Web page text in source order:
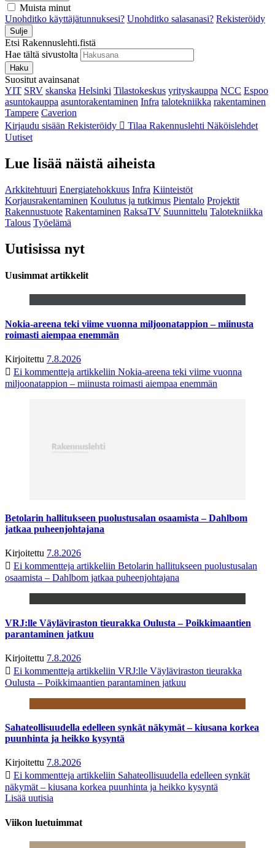
Muista minut
Unohditko käyttäjätunnuksesi? Unohditko salasanasi? Rekisteröidy
Sulje
Etsi Rakennuslehti.fistä
Hae tältä sivustolta
Haku
Suositut avainsanat
YIT SRV skanska Helsinki Tilastokeskus yrityskauppa NCC Espoo
asuntokauppa asuntorakentaminen Infra talotekniikka rakentaminen
Tampere Caverion
Kirjaudu sisään Rekisteröidy Tilaa Rakennuslehti Näköislehdet
Uutiset
Lue lisää näistä aiheista
Arkkitehtuuri Energiatehokkuus Infra Kiinteistöt
Korjausrakentaminen Koulutus ja tutkimus Pientalo Projektit
Rakennustuote Rakentaminen RaksaTV Suunnittelu Talotekniikka
Talous Työelämä
Uutisissa nyt
Uusimmat artikkelit
Nokia-areena teki viime vuonna miljoonatappion – miinusta
roimasti aiempaa enemmän
Kirjoitettu 7.8.2026
Ei kommentteja artikkeliin Nokia-areena teki viime vuonna
miljoonatappion – miinusta roimasti aiempaa enemmän
Betolarin hallitukseen puolustusalan osaamista – Dahlbom
jatkaa puheenjohtajana
Kirjoitettu 7.8.2026
Ei kommentteja artikkeliin Betolarin hallitukseen puolustusalan
osaamista – Dahlbom jatkaa puheenjohtajana
VRJ:lle Väyläviraston tieurakka Oulusta – Poikkimaantien
parantaminen jatkuu
Kirjoitettu 7.8.2026
Ei kommentteja artikkeliin VRJ:lle Väyläviraston tieurakka
Oulusta – Poikkimaantien parantaminen jatkuu
Sahateollisuudella edelleen synkät näkymät – kiusana korkea
puunhinta ja heikko kysyntä
Kirjoitettu 7.8.2026
Ei kommentteja artikkeliin Sahateollisuudella edelleen synkät
näkymät – kiusana korkea puunhinta ja heikko kysyntä
Lisää uutisia
Viikon luetuimmat